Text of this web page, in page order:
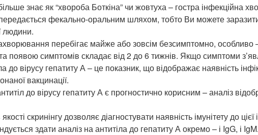
знає як “хвороба Боткіна” чи жовтуха – гостра інфекційна
фекально-оральним шляхом, тобто Ви можете
людини.
перебігає майже або зовсім безсимптомно,
появою симптомів складає від 2 до 6 тижнів. Якщо симптоми
до вірусу гепатиту А – це показник, що відображає наявність
вакцинації.
до вірусу гепатиту А є прогностично корисним – аналіз
скринінгу дозволяє діагностувати наявність імунітету до
здати аналіз на антитіла до гепатиту А окремо – і IgG, і IgM.